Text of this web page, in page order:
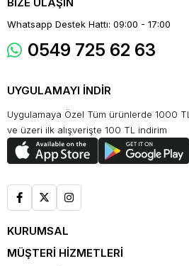
Whatsapp Destek Hattı: 09:00 - 17:00
0549 725 62 63
UYGULAMAYI İNDİR
Uygulamaya Özel Tüm ürünlerde 1000 TL
ve üzeri ilk alışverişte 100 TL indirim
KURUMSAL
MÜŞTERİ HİZMETLERİ